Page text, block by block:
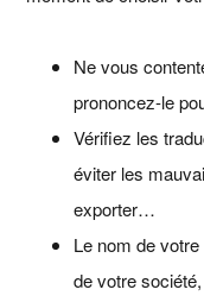
Ne vous
prononcez-le
Vérifiez les
éviter les
exporter…
Le nom de
de votre